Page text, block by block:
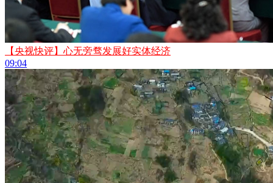
【央视快评】心无旁骛发展好实体经济
09:04